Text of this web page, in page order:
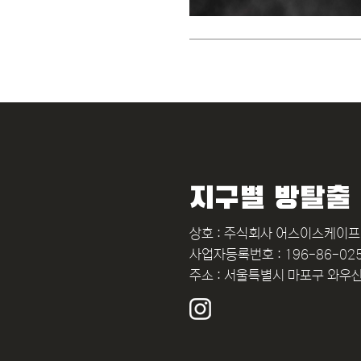
지구별 방탈출
상호 : 주식회사 어스이스케이프
사업자등록번호 : 196-86-
주소 : 서울특별시 마포구 와우